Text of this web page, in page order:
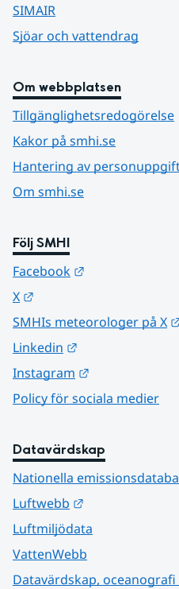
SIMAIR
Sjöar och vattendrag
Om webbplatsen
Tillgänglighetsredogörelse
Kakor på smhi.se
Hantering av
Om smhi.se
Följ SMHI
Facebook
X
SMHIs meteorologer på X
Linkedin
Instagram
Policy för sociala medier
Datavärdskap
Nationella
Luftwebb
Luftmiljödata
VattenWebb
Datavärdskap,